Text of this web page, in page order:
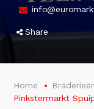
Share
Home
Pinkstermarkt